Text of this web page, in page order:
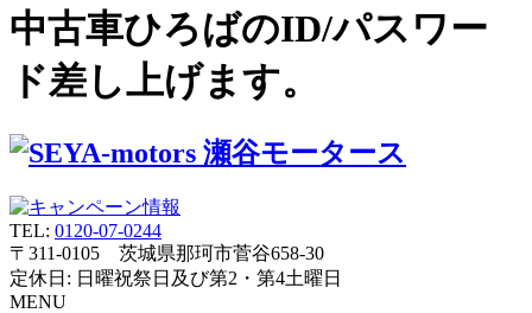
中古車ひろばのID/パスワー
ド差し上げます。
TEL: 0120-07-0244
〒311-0105 茨城県那珂市菅谷658-30
定休日: 日曜祝祭日及び第2・第4土曜日
MENU